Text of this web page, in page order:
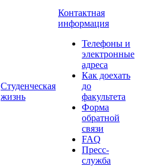
Студенческая
жизнь
Контактная
информация
Телефоны и
электронные
адреса
Как доехать
до
факультета
Форма
обратной
связи
FAQ
Пресс-
служба